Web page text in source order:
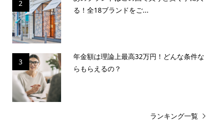
2
る！全18ブランドをご...
3
年金額は理論上最高32万円！どんな条件な
らもらえるの？
ランキング一覧